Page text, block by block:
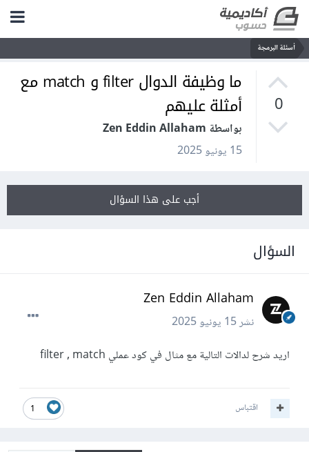
أسئلة البرمجة
0
ما وظيفة الدوال filter و match مع
أمثلة عليهم
بواسطة Zen Eddin Allaham
15 يونيو 2025
أجب على هذا السؤال
السؤال
Zen Eddin Allaham
نشر15 يونيو 2025
اريد شرح لدالات التالية مع مثال في كود عملي filter , match
1 اقتباس